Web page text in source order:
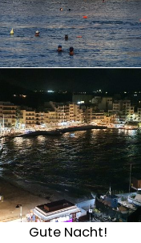
Gute Nacht!